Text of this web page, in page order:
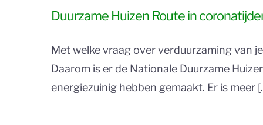
Duurzame Huizen Route in
Met welke vraag over verduurzaming van
Daarom is er de Nationale Duurzame
energiezuinig hebben gemaakt. Er is meer